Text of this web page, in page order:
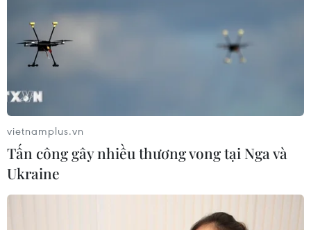
#Hưng Yên
Theo dõi VietnamPlus
vietnamplus.vn
Tấn công gây nhiều thương vong tại Nga và
Ukraine